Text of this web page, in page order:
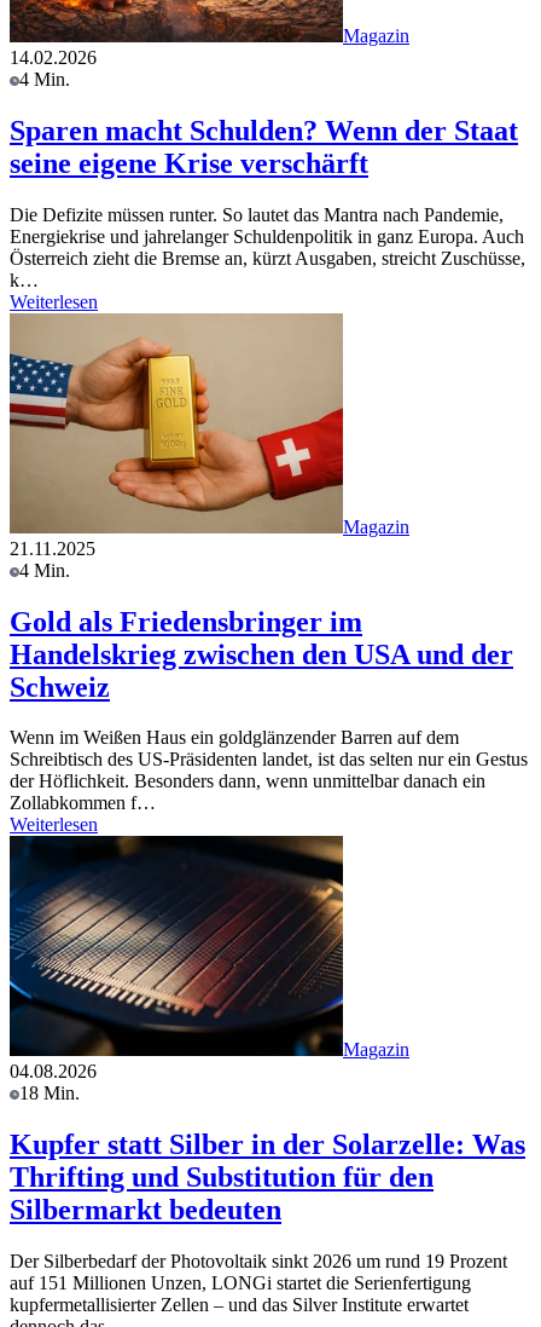
Magazin
14.02.2026
4 Min.
Sparen macht Schulden? Wenn der Staat
seine eigene Krise verschärft
Die Defizite müssen runter. So lautet das Mantra nach Pandemie,
Energiekrise und jahrelanger Schuldenpolitik in ganz Europa. Auch
Österreich zieht die Bremse an, kürzt Ausgaben, streicht Zuschüsse,
k…
Weiterlesen
Magazin
21.11.2025
4 Min.
Gold als Friedensbringer im
Handelskrieg zwischen den USA und der
Schweiz
Wenn im Weißen Haus ein goldglänzender Barren auf dem
Schreibtisch des US-Präsidenten landet, ist das selten nur ein Gestus
der Höflichkeit. Besonders dann, wenn unmittelbar danach ein
Zollabkommen f…
Weiterlesen
Magazin
04.08.2026
18 Min.
Kupfer statt Silber in der Solarzelle: Was
Thrifting und Substitution für den
Silbermarkt bedeuten
Der Silberbedarf der Photovoltaik sinkt 2026 um rund 19 Prozent
auf 151 Millionen Unzen, LONGi startet die Serienfertigung
kupfermetallisierter Zellen – und das Silver Institute erwartet